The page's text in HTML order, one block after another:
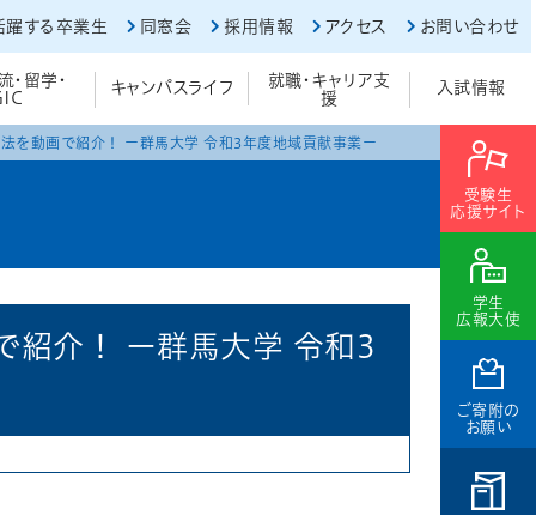
躍する卒業生 同窓会 採用情報 アクセス お問い合わせ
・留学・
キャンパスライフ
就職・キャリア支
援
入試情報
受験生
応援サイト
学生
広報大使
ご寄附の
お願い
を動画で紹介！ ー群馬大学 令和3年度地域貢献事業ー
紹介！ ー群馬大学 令和3